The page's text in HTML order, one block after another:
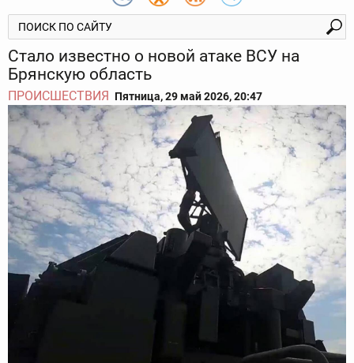
Стало известно о новой атаке ВСУ на
Брянскую область
ПРОИСШЕСТВИЯ Пятница, 29 май 2026, 20:47